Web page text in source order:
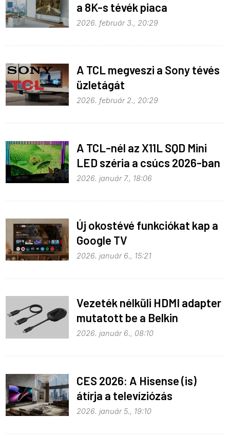
a 8K-s tévék piaca
2026. február 3., 20:29
A TCL megveszi a Sony tévés
üzletágát
2026. február 2., 20:29
A TCL-nél az X11L SQD Mini
LED széria a csúcs 2026-ban
2026. január 7., 18:06
Új okostévé funkciókat kap a
Google TV
2026. január 6., 15:21
Vezeték nélküli HDMI adapter
mutatott be a Belkin
2026. január 6., 08:10
CES 2026: A Hisense (is)
átírja a televíziózás
szabályait
2026. január 5., 19:10